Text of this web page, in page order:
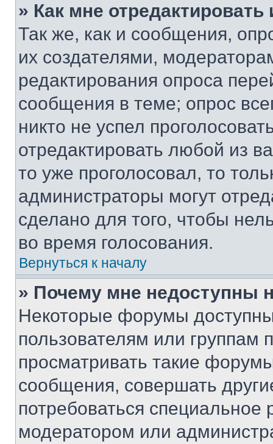
» Как мне
Так же, как и сообщения,
их создателями,
редактирования опроса
сообщения в теме; опрос
никто не успел
отредактировать любой из
то уже проголосовал, то
администраторы могут
сделано для того, чтобы
во время голосования.
Вернуться к началу
» Почему мне недоступны
Некоторые форумы
пользователям или группам
просматривать такие
сообщения, совершать
потребоваться
модератором или